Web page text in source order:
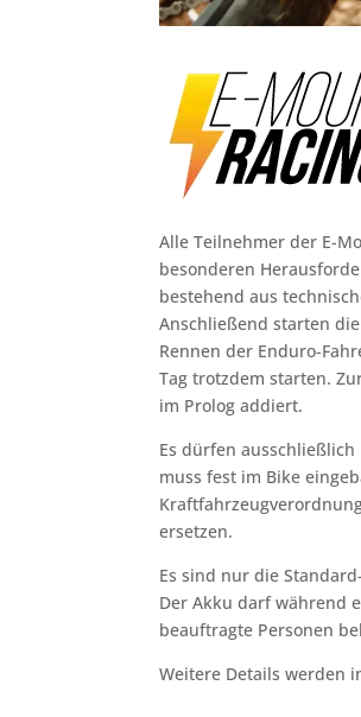
Alle Teilnehmer der E-
besonderen
bestehend aus
Anschließend starten
Rennen der Enduro-
Tag trotzdem starten.
im Prolog addiert.
Es dürfen
muss fest im Bike
ersetzen.
Es sind nur die
Der Akku darf während
beauftragte Personen
Weitere Details werden